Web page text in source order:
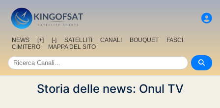
NEWS [+] [-] SATELLITI CANALI BOUQUET
FASCI
CIMITERO
MAPPA DEL SITO
Storia delle news: Onul TV